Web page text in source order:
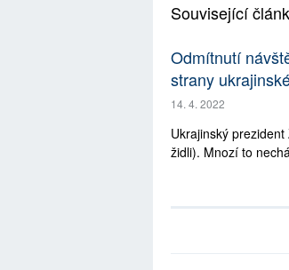
Související
Odmítnutí
strany
14. 4. 2022
Ukrajinský
židli). Mnozí to